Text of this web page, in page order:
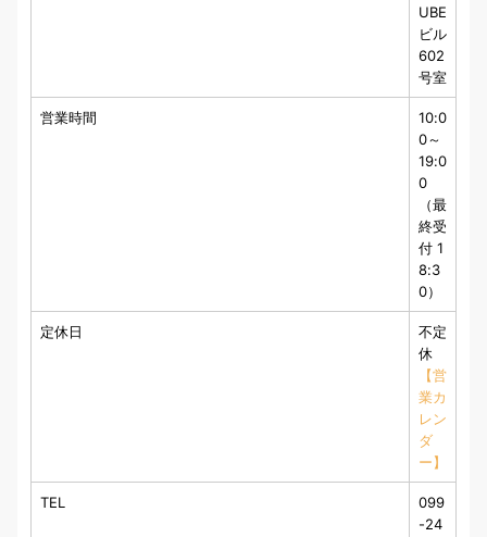
UBE
ビル
602
号室
営業時間
10:0
0～
19:0
0
（最
終受
付 1
8:3
0）
定休日
不定
休
【営
業カ
レン
ダ
ー】
TEL
099
-24